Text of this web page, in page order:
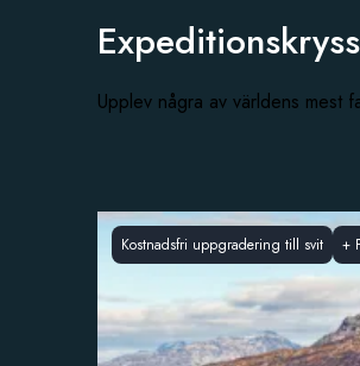
Upplev några av världens mest
Kostnadsfri uppgradering till svit +